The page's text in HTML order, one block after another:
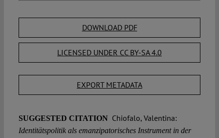
DOWNLOAD PDF
LICENSED UNDER CC BY-SA 4.0
EXPORT METADATA
SUGGESTED CITATION Chiofalo, Valentina:
Identitätspolitik als emanzipatorisches Instrument in der